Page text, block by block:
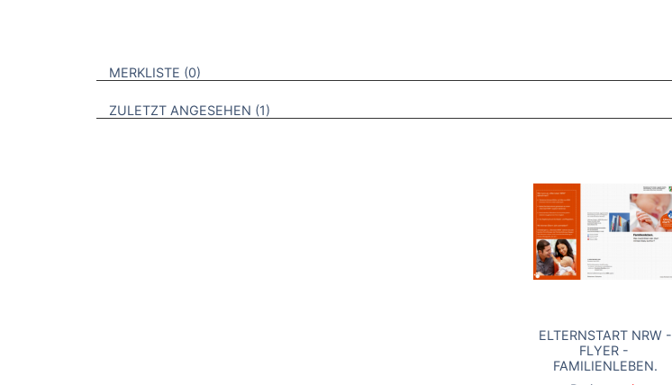
VERWEISE AUF VERMERKTE- ODER ZULETZT ANGESEHENE BROSCHÜREN
MERKLISTE 0
ZULETZT ANGESEHEN 1
ELTERNSTART NRW -
FLYER - ​
FAMILIENLEBEN.